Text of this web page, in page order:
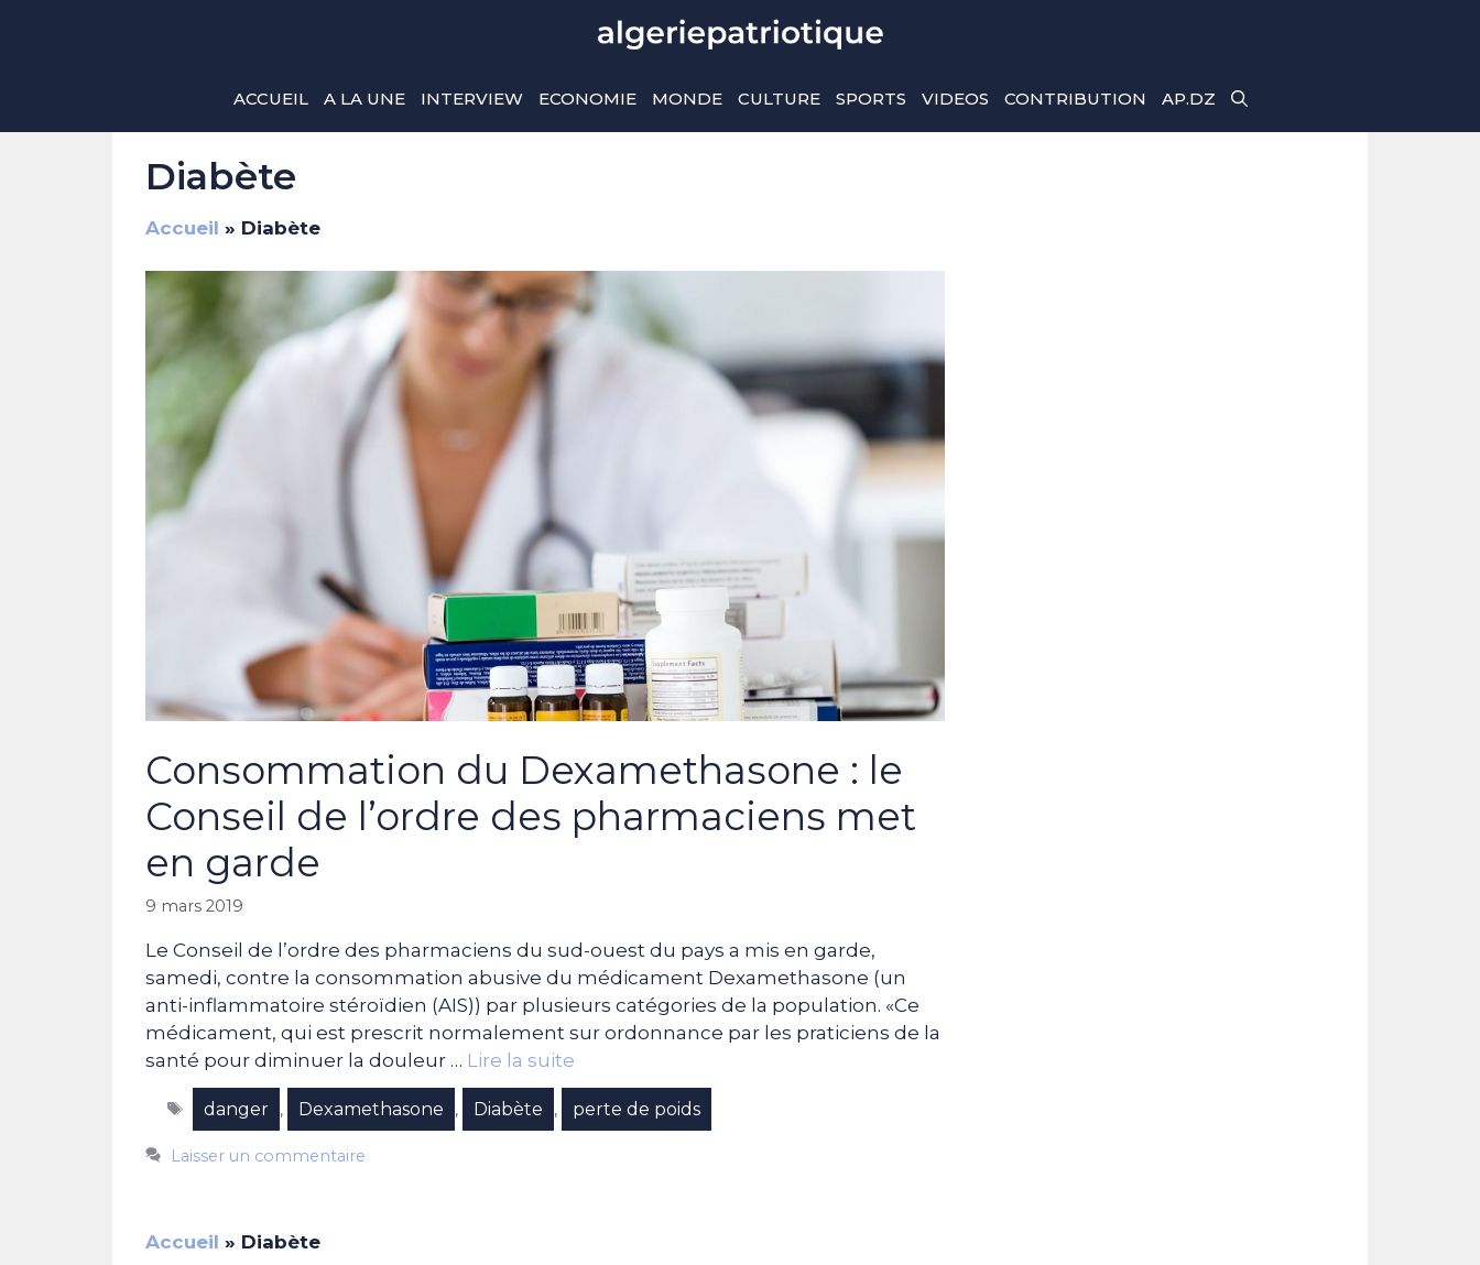
ACCUEIL A LA UNE INTERVIEW ECONOMIE MONDE CULTURE SPORTS VIDEOS CONTRIBUTION AP.DZ
Diabète
Accueil » Diabète
Consommation du Dexamethasone : le
Conseil de l’ordre des pharmaciens met
en garde
9 mars 2019
Le Conseil de l’ordre des pharmaciens du sud-ouest du pays a mis en garde,
samedi, contre la consommation abusive du médicament Dexamethasone (un
anti-inflammatoire stéroïdien (AIS)) par plusieurs catégories de la population. «Ce
médicament, qui est prescrit normalement sur ordonnance par les praticiens de la
santé pour diminuer la douleur … Lire la suite
Étiquettes
danger , Dexamethasone , Diabète , perte de poids
Laisser un commentaire
Accueil » Diabète